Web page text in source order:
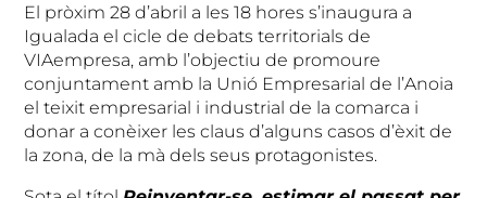
El pròxim 28 d’abril a les 18 hores s’inaugura a
Igualada el cicle de debats territorials de
VIAempresa, amb l’objectiu de promoure
conjuntament amb la Unió Empresarial de l’Anoia
el teixit empresarial i industrial de la comarca i
donar a conèixer les claus d’alguns casos d’èxit de
la zona, de la mà dels seus protagonistes.